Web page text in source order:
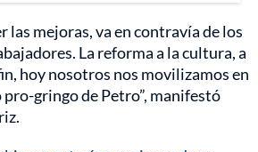
las mejoras, va en contravía de los
La reforma a la cultura, a
hoy nosotros nos movilizamos en
gringo de Petro”, manifestó